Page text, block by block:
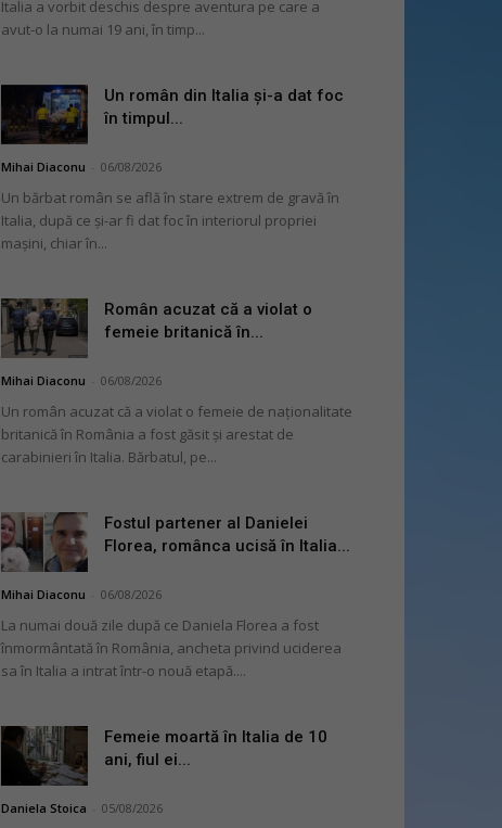
Italia a vorbit deschis despre aventura pe care a
avut-o la numai 19 ani, în timp...
Un român din Italia și-a dat foc
în timpul...
Mihai Diaconu 06/08/2026
Un bărbat român se află în stare extrem de gravă în
Italia, după ce și-ar fi dat foc în interiorul propriei
mașini, chiar în...
Român acuzat că a violat o
femeie britanică în...
Mihai Diaconu 06/08/2026
Un român acuzat că a violat o femeie de naționalitate
britanică în România a fost găsit și arestat de
carabinieri în Italia. Bărbatul, pe...
Fostul partener al Danielei
Florea, românca ucisă în Italia...
Mihai Diaconu 06/08/2026
La numai două zile după ce Daniela Florea a fost
înmormântată în România, ancheta privind uciderea
sa în Italia a intrat într-o nouă etapă....
Femeie moartă în Italia de 10
ani, fiul ei...
Daniela Stoica 05/08/2026